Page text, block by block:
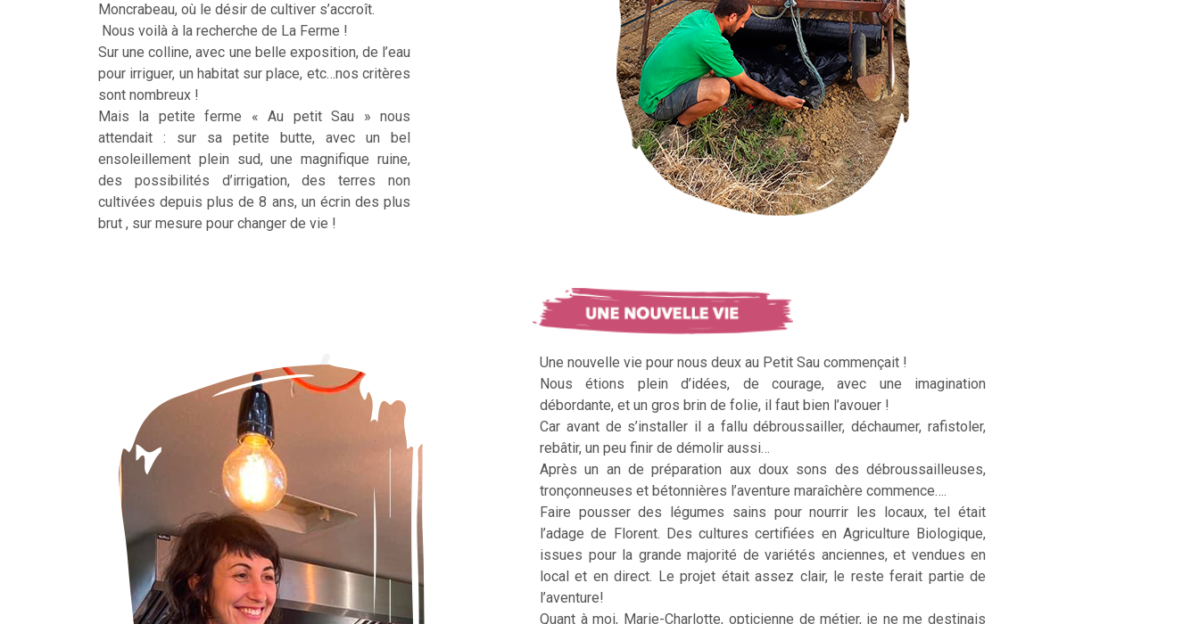
Moncrabeau, où le désir de cultiver s’accroît.
Nous voilà à la recherche de La Ferme !
Sur une colline, avec une belle exposition, de l’eau
pour irriguer, un habitat sur place, etc…nos critères
sont nombreux !
Mais la petite ferme « Au petit Sau » nous
attendait : sur sa petite butte, avec un bel
ensoleillement plein sud, une magnifique ruine,
des possibilités d’irrigation, des terres non
cultivées depuis plus de 8 ans, un écrin des plus
brut , sur mesure pour changer de vie !
Une nouvelle vie pour nous deux au Petit Sau commençait !
Nous étions plein d’idées, de courage, avec une imagination
débordante, et un gros brin de folie, il faut bien l’avouer !
Car avant de s’installer il a fallu débroussailler, déchaumer, rafistoler,
rebâtir, un peu finir de démolir aussi…
Après un an de préparation aux doux sons des débroussailleuses,
tronçonneuses et bétonnières l’aventure maraîchère commence….
Faire pousser des légumes sains pour nourrir les locaux, tel était
l’adage de Florent. Des cultures certifiées en Agriculture Biologique,
issues pour la grande majorité de variétés anciennes, et vendues en
local et en direct. Le projet était assez clair, le reste ferait partie de
l’aventure!
Quant à moi, Marie-Charlotte, opticienne de métier, je ne me destinais